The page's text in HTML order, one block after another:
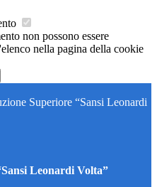
non possono essere
nella pagina della cookie
Superiore “Sansi Leonardi
Leonardi Volta”